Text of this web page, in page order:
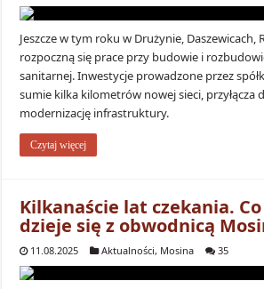
Jeszcze w tym roku w Drużynie, Daszewicach,
rozpoczną się prace przy budowie i
sanitarnej. Inwestycje prowadzone przez
sumie kilka kilometrów nowej sieci, przyłącza
modernizację infrastruktury.
Czytaj więcej
Kilkanaście lat czekania.
dzieje się z obwodnicą
11.08.2025 Aktualności, Mosina 35